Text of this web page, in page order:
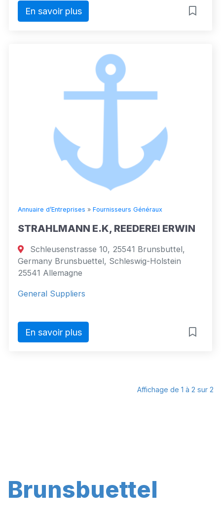
En savoir plus
Annuaire d’Entreprises » Fournisseurs Généraux
STRAHLMANN E.K, REEDEREI ERWIN
Schleusenstrasse 10, 25541 Brunsbuttel,
Germany Brunsbuettel, Schleswig-Holstein
25541 Allemagne
General Suppliers
En savoir plus
Affichage de 1 à 2 sur 2
Brunsbuettel